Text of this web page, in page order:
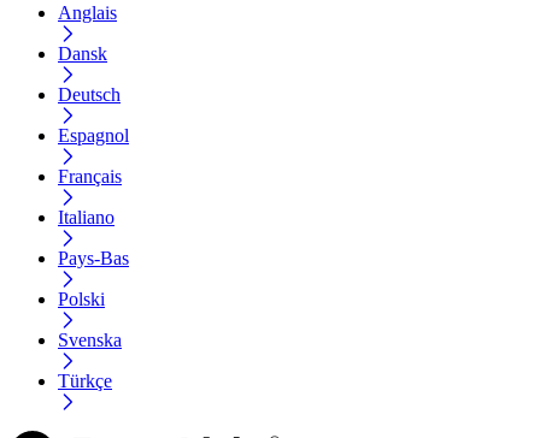
Anglais
Dansk
Deutsch
Espagnol
Français
Italiano
Pays-Bas
Polski
Svenska
Türkçe